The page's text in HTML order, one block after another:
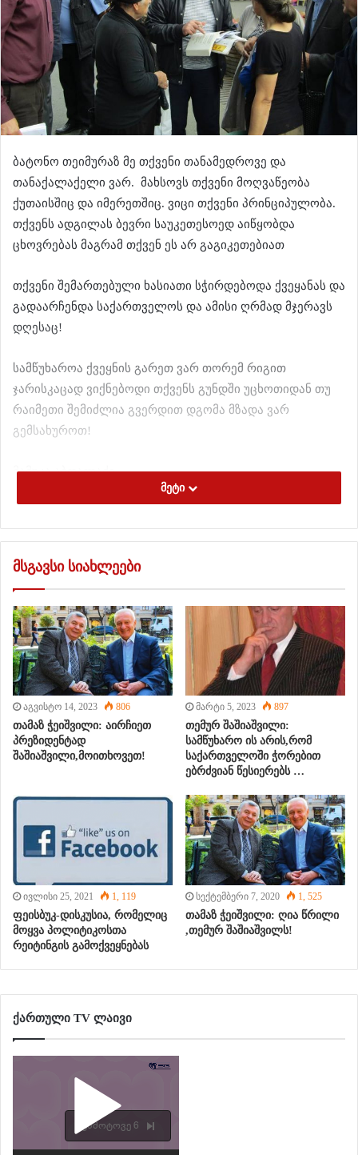
ბატონო თეიმურაზ მე თქვენი თანამედროვე და
თანაქალაქელი ვარ. მახსოვს თქვენი მოღვაწეობა
ქუთაისშიც და იმერეთშიც. ვიცი თქვენი პრინციპულობა.
თქვენს ადგილას ბევრი საუკეთესოედ აიწყობდა
ცხოვრებას მაგრამ თქვენ ეს არ გაგიკეთებიათ
თქვენი შემართებული ხასიათი სჭირდებოდა ქვეყანას და
გადაარჩენდა საქართველოს და ამისი ღრმად მჯერავს
დღესაც!
სამწუხაროა ქვეყნის გარეთ ვარ თორემ რიგით
ჯარისკაცად ვიქნებოდი თქვენს გუნდში უცხოთიდან თუ
რაიმეთი შემიძლია გვერდით დგომა მზადა ვარ
გემსახუროთ!
მამუკა აბდალაძე
გაზია
მეტი
მსგავსი სიახლეები
აგვისტო 14, 2023 806
თამაზ ჭეიშვილი: აირჩიეთ
პრეზიდენტად
შაშიაშვილი,მოითხოვეთ!
მარტი 5, 2023 897
თემურ შაშიაშვილი:
სამწუხარო ის არის,რომ
საქართველოში ჭორებით
ებრძვიან წესიერებს …
ივლისი 25, 2021 1, 119
ფეისბუკ-დისკუსია, რომელიც
მოყვა პოლიტიკოსთა
რეიტინგის გამოქვეყნებას
სექტემბერი 7, 2020 1, 525
თამაზ ჭეიშვილი: ღია წრილი
,თემურ შაშიაშვილს!
ქართული TV ლაივი